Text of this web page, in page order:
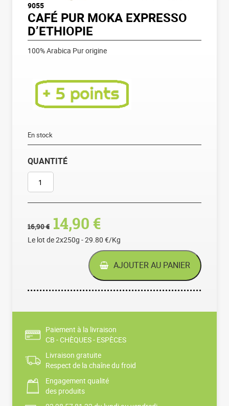
9055
CAFÉ PUR MOKA EXPRESSO
D’ETHIOPIE
100% Arabica Pur origine
En stock
QUANTITÉ
QUANTITÉ DE CAFÉ PUR MOKA EXPRESSO D'ETHIOPIE
16,90€ Le prix initial était :
14,90€Le prix actuel est
Le lot de 2x250g - 29.80 €/Kg
AJOUTER AU PANIER
Paiement à la livraison
CB - CHÈQUES - ESPÈCES
Livraison gratuite
Respect de la chaîne du froid
Engagement qualité
des produits